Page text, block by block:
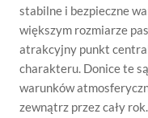
stabilne i bezpieczne
większym rozmiarze
atrakcyjny punkt
charakteru. Donice te
warunków
zewnątrz przez cały